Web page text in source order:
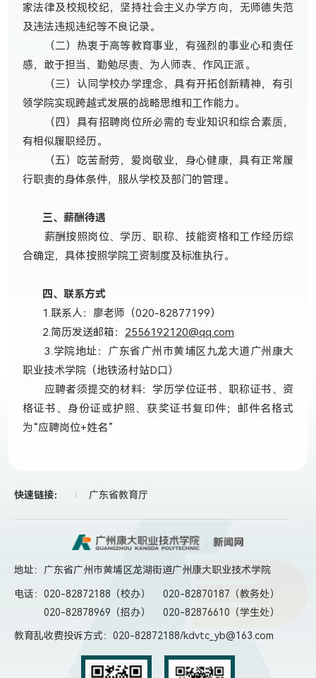
家法律及校规校纪，坚持社会主义办学方向，无师德失范
及违法违规违纪等不良记录。
（二）热衷于高等教育事业，有强烈的事业心和责任
感，敢于担当、勤勉尽责、为人师表、作风正派。
（三）认同学校办学理念，具有开拓创新精神，有引
领学院实现跨越式发展的战略思维和工作能力。
（四）具有招聘岗位所必需的专业知识和综合素质，
有相似履职经历。
（五）吃苦耐劳，爱岗敬业，身心健康，具有正常履
行职责的身体条件，服从学校及部门的管理。
三、薪酬待遇
薪酬按照岗位、学历、职称、技能资格和工作经历综
合确定，具体按照学院工资制度及标准执行。
四、联系方式
1.联系人：廖老师（020-82877199）
2.简历发送邮箱： 2556192120@qq.com
3.学院地址：广东省广州市黄埔区九龙大道广州康大
职业技术学院（地铁汤村站D口）
应聘者须提交的材料：学历学位证书、职称证书、资
格证书、身份证或护照、获奖证书复印件；邮件名格式
为“应聘岗位+姓名”
快速链接： 广东省教育厅
地址：广东省广州市黄埔区龙湖街道广州康大职业技术学院
电话： 020-82872188（校办）
020-82870187（教务处）
020-82878969（招办）
020-82876610（学生处）
教育乱收费投诉方式：020-82872188/kdvtc_yb@163.com